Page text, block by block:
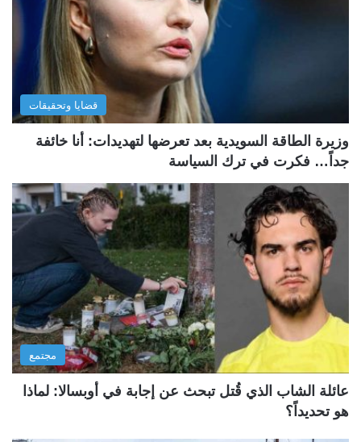
قضايا وتحقيقات
وزيرة الطاقة السويدية بعد تعرضها لتهديدات: أنا خائفة
جداً… فكرت في ترك السياسة
مجتمع
عائلة الشاب الذي قُتل تبحث عن إجابة في أوبسالا: لماذا
هو تحديداً؟